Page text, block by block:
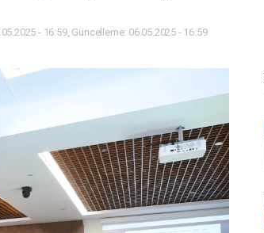
- 16:59, Güncelleme: 06.05.2025 - 16:59